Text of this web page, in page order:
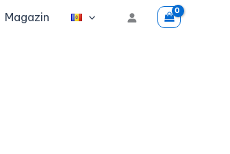
Magazin
fost:19 €.